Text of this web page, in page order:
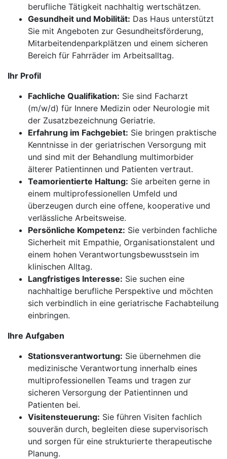
berufliche Tätigkeit nachhaltig wertschätzen.
Gesundheit und Mobilität: Das Haus unterstützt
Sie mit Angeboten zur Gesundheitsförderung,
Mitarbeitendenparkplätzen und einem sicheren
Bereich für Fahrräder im Arbeitsalltag.
Ihr Profil
Fachliche Qualifikation: Sie sind Facharzt
(m/w/d) für Innere Medizin oder Neurologie mit
der Zusatzbezeichnung Geriatrie.
Erfahrung im Fachgebiet: Sie bringen praktische
Kenntnisse in der geriatrischen Versorgung mit
und sind mit der Behandlung multimorbider
älterer Patientinnen und Patienten vertraut.
Teamorientierte Haltung: Sie arbeiten gerne in
einem multiprofessionellen Umfeld und
überzeugen durch eine offene, kooperative und
verlässliche Arbeitsweise.
Persönliche Kompetenz: Sie verbinden fachliche
Sicherheit mit Empathie, Organisationstalent und
einem hohen Verantwortungsbewusstsein im
klinischen Alltag.
Langfristiges Interesse: Sie suchen eine
nachhaltige berufliche Perspektive und möchten
sich verbindlich in eine geriatrische Fachabteilung
einbringen.
Ihre Aufgaben
Stationsverantwortung: Sie übernehmen die
medizinische Verantwortung innerhalb eines
multiprofessionellen Teams und tragen zur
sicheren Versorgung der Patientinnen und
Patienten bei.
Visitensteuerung: Sie führen Visiten fachlich
souverän durch, begleiten diese supervisorisch
und sorgen für eine strukturierte therapeutische
Planung.